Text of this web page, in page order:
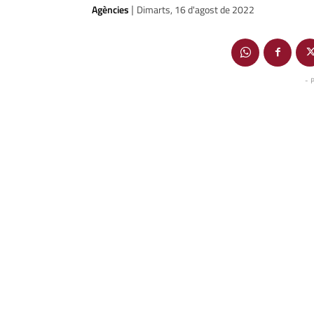
Agències | Dimarts, 16 d'agost de 2022
-